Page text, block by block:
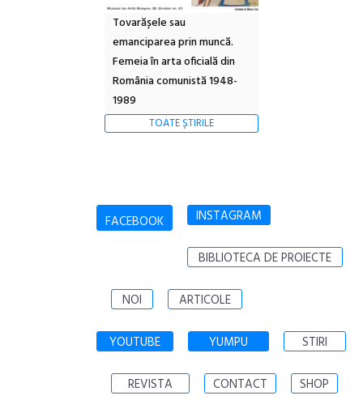
Tovarășele sau
emanciparea prin muncă.
Femeia în arta oficială din
România comunistă 1948-
1989
TOATE ȘTIRILE
FACEBOOK INSTAGRAM
BIBLIOTECA DE PROIECTE
NOI ARTICOLE
YOUTUBE YUMPU STIRI
REVISTA CONTACT SHOP